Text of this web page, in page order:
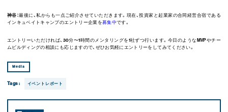
神谷：最後に、私からも一点ご紹介させていただきます。現在、投資家と起業家の合同経営合宿である
インキュベイトキャンプのエントリー企業を募集中です。
エントリーいただければ、30分〜1時間のメンタリングを1社ずつ行います。今日のようなMVPやチー
ムビルディングの相談にも応じますので、ぜひお気軽にエントリーをしてみてください。
Media
Tags : イベントレポート